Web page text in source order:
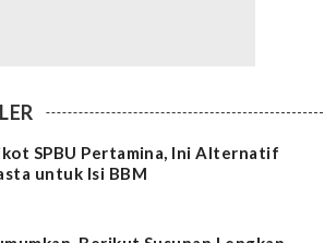
SPBU Pertamina, Ini Alternatif
untuk Isi BBM